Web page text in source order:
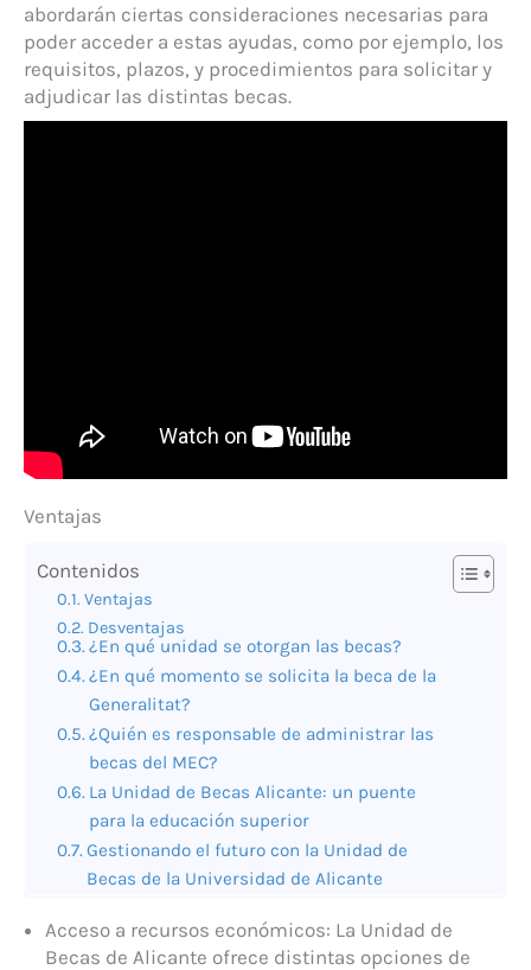
abordarán ciertas consideraciones necesarias para
poder acceder a estas ayudas, como por ejemplo, los
requisitos, plazos, y procedimientos para solicitar y
adjudicar las distintas becas.
Ventajas
Contenidos
Ventajas
Desventajas
¿En qué unidad se otorgan las becas?
¿En qué momento se solicita la beca de la
Generalitat?
¿Quién es responsable de administrar las
becas del MEC?
La Unidad de Becas Alicante: un puente
para la educación superior
Gestionando el futuro con la Unidad de
Becas de la Universidad de Alicante
Acceso a recursos económicos: La Unidad de
Becas de Alicante ofrece distintas opciones de